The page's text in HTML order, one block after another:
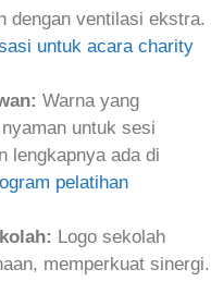
dengan ventilasi ekstra.
untuk acara charity
Warna yang
untuk sesi
lengkapnya ada di
pelatihan
Logo sekolah
memperkuat sinergi.